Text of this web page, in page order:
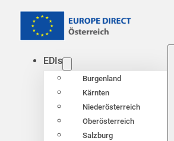
EDIs
Burgenland
Kärnten
Niederösterreich
Oberösterreich
Salzburg